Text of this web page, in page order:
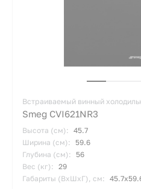
Встраиваемый винный
Smeg CVI621NR3
Высота (см): 45.7
Ширина (см):
59.6
Глубина (см):
56
Вес (кг): 29
Габариты (ВхШхГ), см: